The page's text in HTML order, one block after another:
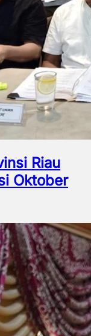
Riau
Oktober